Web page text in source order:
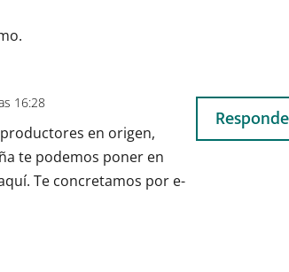
16:28
en origen,
te podemos poner en
Te concretamos por e-